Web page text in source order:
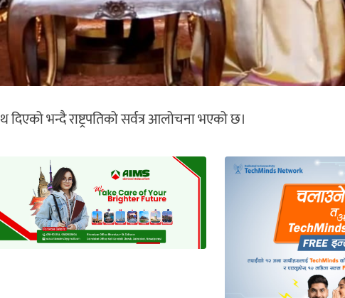
भन्दै राष्ट्रपतिको सर्वत्र आलोचना भएको छ।